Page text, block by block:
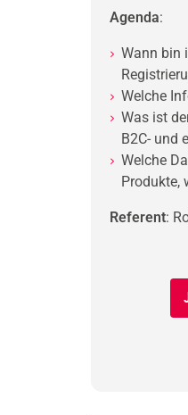
Agenda:
Wann bin
Welche
Was ist
B2C- und
Welche
Produkte,
Referent: